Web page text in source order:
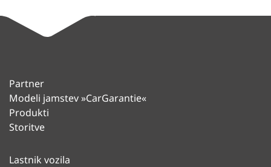
Partner
Modeli jamstev »CarGarantie«
Produkti
Storitve
Lastnik vozila